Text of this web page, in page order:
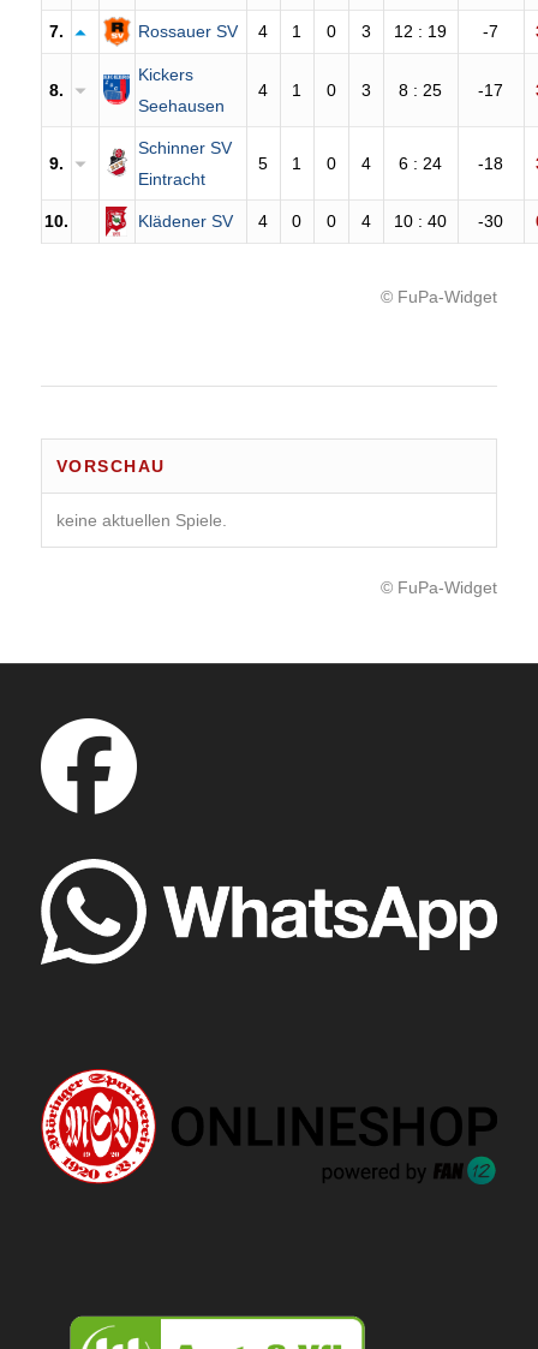
7. Rossauer SV 4 1 0 3 12 : 19 -7
8.
Kickers
Seehausen
4 1 0 3 8 : 25 -17
9.
Schinner SV
Eintracht
5 1 0 4 6 : 24 -18
10. Klädener SV 4 0 0 4 10 : 40 -30
© FuPa-Widget
VORSCHAU
keine aktuellen Spiele.
© FuPa-Widget